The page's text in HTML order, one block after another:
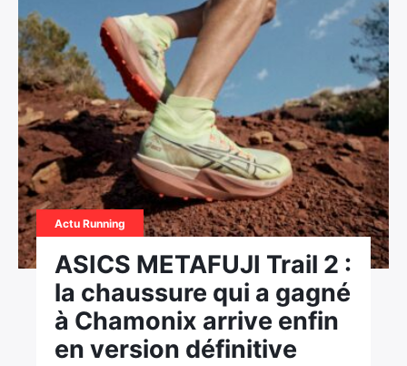
Actu Running
ASICS METAFUJI Trail 2 :
la chaussure qui a gagné
à Chamonix arrive enfin
en version définitive